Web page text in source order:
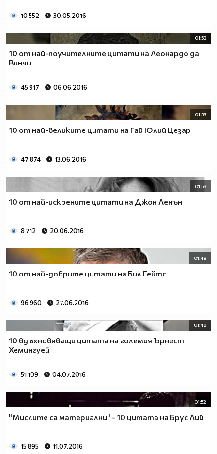
10 552 30.05.2016
01:53
10 от най-поучителните цитати на Леонардо да
Винчи
45 917 06.06.2016
01:53
10 от най-великите цитати на Гай Юлий Цезар
47 874 13.06.2016
01:53
10 от най-искрените цитати на Джон Ленън
8 712 20.06.2016
01:48
10 от най-добрите цитати на Бил Гейтс
96 960 27.06.2016
01:48
10 вдъхновяващи цитата на големия Ърнест
Хемингуей
51 109 04.07.2016
01:52
"Мислите са материални" - 10 цитата на Брус Лий
15 895 11.07.2016